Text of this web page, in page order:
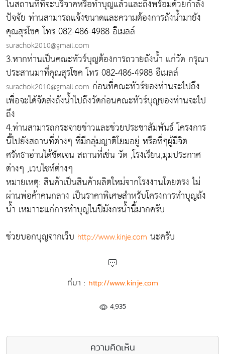
ในสถานที่ที่จะบริจาคหรือทำบุญแล้วและถึงพร้อมด้วยกำลัง
ปัจจัย ท่านสามารถแจ้งขนาดและความต้องการถังน้ำมายัง
คุณสุรโชค โทร 082-486-4988 อีเมลล์
surachok2010@gmail.com
3.หากท่านเป็นคณะทัวร์บุญต้องการถวายถังน้ำ แก่วัด กรุณา
ประสานมาที่คุณสุรโชค โทร 082-486-4988 อีเมลล์
surachok2010@gmail.com ก่อนที่คณะทัวร์ของท่านจะไปถึง
เพื่อจะได้จัดส่งถังน้ำไปถึงวัดก่อนคณะทัวร์บุญของท่านจะไป
ถึง
4.ท่านสามารถกระจายข่าวและช่วยประชาสัมพันธ์ โครงการ
นี้ไปยังสถานที่ต่างๆ ที่มีกลุ่มญาติโยมอยู่ หรือที่ๆผู้มีจิต
ศรัทธาอ่านได้ชัดเจน สถานที่เช่น วัด ,โรงเรียน,มุมประกาศ
ต่างๆ ,เวบไซท์ต่างๆ
หมายเหตุ: สินค้าเป็นสินค้าผลิตใหม่จากโรงงานโดยตรง ไม่
ผ่านพ่อค้าคนกลาง เป็นราคาพิเศษสำหรับโครงการทำบุญถัง
น้ำ เหมาาะแก่การทำบุญในปีมังกรน้ำนี้มากครับ
ช่วยบอกบุญจากเว็บ http://www.kinje.com นะครับ
ที่มา : http://www.kinje.com
4,935
ความคิดเห็น